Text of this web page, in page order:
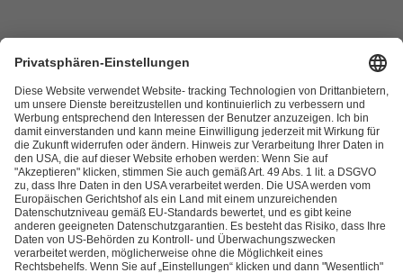
Kontakt
Datenschutzerklärung
Impressum